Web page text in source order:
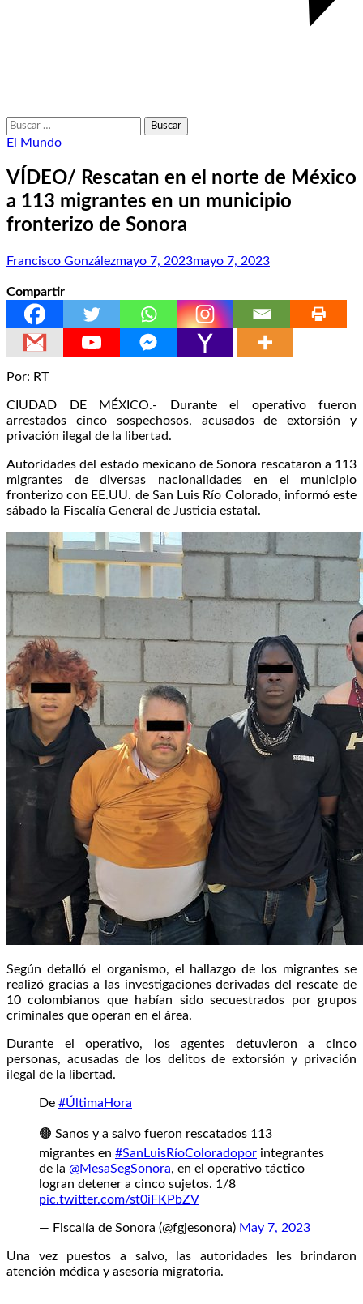
Buscar:
El Mundo
VÍDEO/ Rescatan en el norte de México
a 113 migrantes en un municipio
fronterizo de Sonora
Francisco Gonzálezmayo 7, 2023mayo 7, 2023
Compartir
Por: RT
CIUDAD DE MÉXICO.- Durante el operativo fueron
arrestados cinco sospechosos, acusados de extorsión y
privación ilegal de la libertad.
Autoridades del estado mexicano de Sonora rescataron a 113
migrantes de diversas nacionalidades en el municipio
fronterizo con EE.UU. de San Luis Río Colorado, informó este
sábado la Fiscalía General de Justicia estatal.
Según detalló el organismo, el hallazgo de los migrantes se
realizó gracias a las investigaciones derivadas del rescate de
10 colombianos que habían sido secuestrados por grupos
criminales que operan en el área.
Durante el operativo, los agentes detuvieron a cinco
personas, acusadas de los delitos de extorsión y privación
ilegal de la libertad.
De #ÚltimaHora
🟤 Sanos y a salvo fueron rescatados 113
migrantes en #SanLuisRíoColoradopor integrantes
de la @MesaSegSonora, en el operativo táctico
logran detener a cinco sujetos. 1/8
pic.twitter.com/st0iFKPbZV
— Fiscalía de Sonora (@fgjesonora) May 7, 2023
Una vez puestos a salvo, las autoridades les brindaron
atención médica y asesoría migratoria.